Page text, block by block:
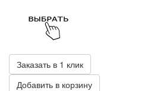
Заказать в 1 клик
Добавить в корзину